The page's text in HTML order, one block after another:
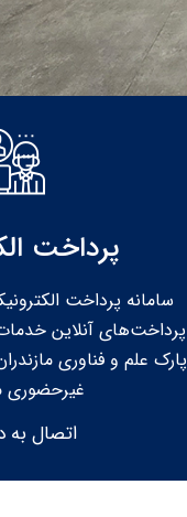
پرداخت
سامانه پرداخت
پرداخت‌های آنلاین
پارک علم و فناوری
غیرحضوری
اتصال به